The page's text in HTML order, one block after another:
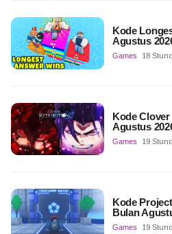
Kode
Agustus
Games 18
Kode
Agustus
Games 19
Kode
Bulan
Games 19